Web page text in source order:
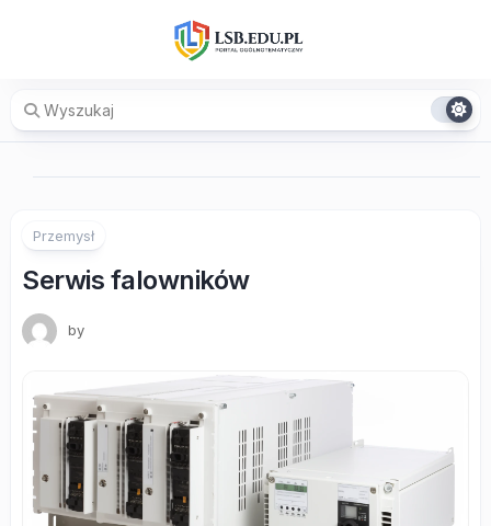
Przemysł
Serwis falowników
by